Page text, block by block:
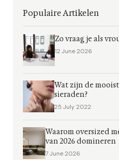
Populaire Artikelen
Zo vraag je als
12 June 2026
Wat zijn de
sieraden?
25 July 2022
Waarom oversized
van 2026 domineren
7 June 2026